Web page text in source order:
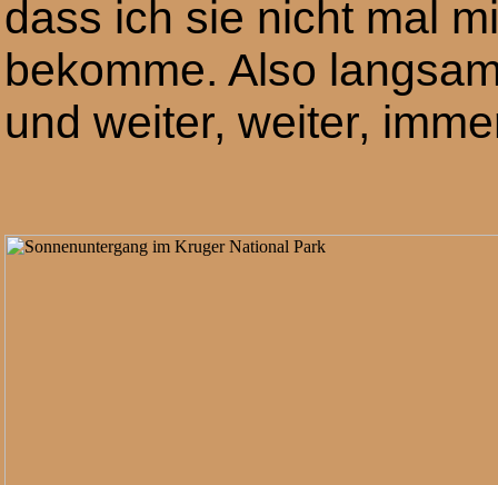
dass ich sie nicht mal
bekomme. Also
und weiter, weiter,